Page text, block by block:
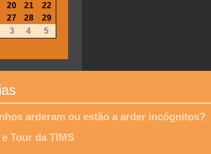
20 21
22
27 28
29
3 4 5
arderam ou estão a arder incógnitos?
Tour da TIMS